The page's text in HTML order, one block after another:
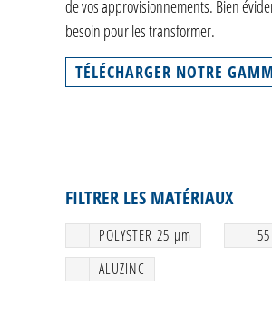
de vos approvisionnements. Bien
besoin pour les transformer.
TÉLÉCHARGER NOTRE
FILTRER LES MATÉRIAUX
POLYSTER 25 μm
ALUZINC